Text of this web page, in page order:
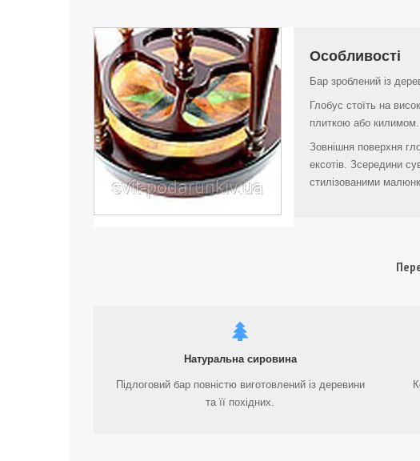
Особливості
Бар зроблений із
Глобус стоїть на
плиткою або килимом.
Зовнішня поверхня
ексотів. Зсередини
стилізованими
Натуральна сировина
Підлоговий бар повністю виготовлений із деревини
та її похідних.